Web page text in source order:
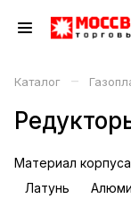
Каталог –
Материал корпуса
Латунь